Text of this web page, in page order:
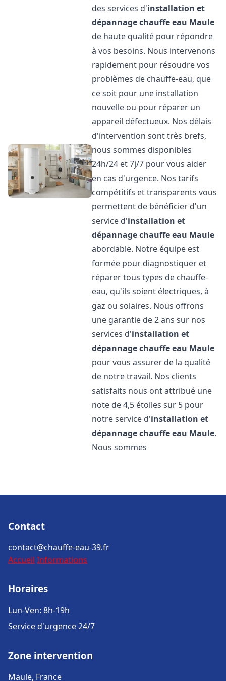
des services d'installation et
dépannage chauffe eau Maule
de haute qualité pour répondre
à vos besoins. Nous intervenons
rapidement pour résoudre vos
problèmes de chauffe-eau, que
ce soit pour une installation
nouvelle ou pour réparer un
appareil défectueux. Nos délais
d'intervention sont très brefs,
nous sommes disponibles
24h/24 et 7j/7 pour vous aider
en cas d'urgence. Nos tarifs
compétitifs et transparents vous
permettent de bénéficier d'un
service d'installation et
dépannage chauffe eau Maule
abordable. Notre équipe est
formée pour diagnostiquer et
réparer tous types de chauffe-
eau, qu'ils soient électriques, à
gaz ou solaires. Nous offrons
une garantie de 2 ans sur nos
services d'installation et
dépannage chauffe eau Maule
pour vous assurer de la qualité
de notre travail. Nos clients
satisfaits nous ont attribué une
note de 4,5 étoiles sur 5 pour
notre service d'installation et
dépannage chauffe eau Maule.
Nous sommes
Contact
contact@chauffe-eau-39.fr
Accueil Informations
Horaires
Lun-Ven: 8h-19h
Service d'urgence 24/7
Zone intervention
Maule, France